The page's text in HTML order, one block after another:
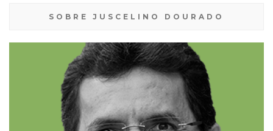
SOBRE JUSCELINO DOURADO